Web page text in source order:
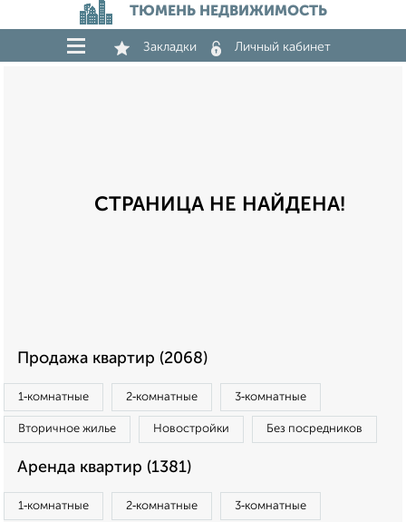
ТЮМЕНЬ НЕДВИЖИМОСТЬ
Закладки Личный кабинет
СТРАНИЦА НЕ НАЙДЕНА!
Продажа квартир (2068)
1‑комнатные 2‑комнатные 3‑комнатные
Вторичное жилье Новостройки Без посредников
Аренда квартир (1381)
1‑комнатные 2‑комнатные 3‑комнатные